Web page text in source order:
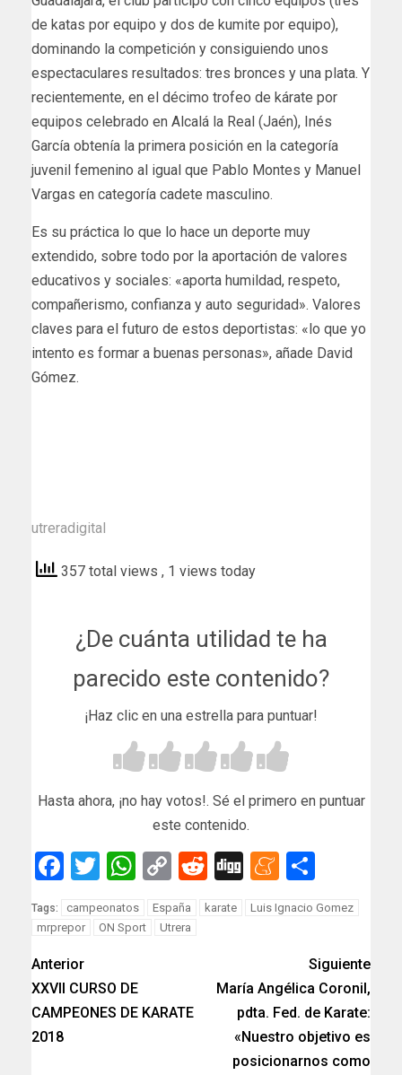
de katas por equipo y dos de kumite por equipo),
dominando la competición y consiguiendo unos
espectaculares resultados: tres bronces y una plata. Y
recientemente, en el décimo trofeo de kárate por
equipos celebrado en Alcalá la Real (Jaén), Inés
García obtenía la primera posición en la categoría
juvenil femenino al igual que Pablo Montes y Manuel
Vargas en categoría cadete masculino.
Es su práctica lo que lo hace un deporte muy
extendido, sobre todo por la aportación de valores
educativos y sociales: «aporta humildad, respeto,
compañerismo, confianza y auto seguridad». Valores
claves para el futuro de estos deportistas: «lo que yo
intento es formar a buenas personas», añade David
Gómez.
utreradigital
357 total views , 1 views today
¿De cuánta utilidad te ha
parecido este contenido?
¡Haz clic en una estrella para puntuar!
Hasta ahora, ¡no hay votos!. Sé el primero en puntuar
este contenido.
Facebook
Twitter
WhatsApp
Copy
Link
Reddit
Digg
Tags: campeonatos España karate
Luis Ignacio Gomez
mrprepor
ON Sport Utrera
Anterior
XXVII CURSO DE
CAMPEONES DE KARATE
2018
Siguiente
María Angélica Coronil,
pdta. Fed. de Karate:
«Nuestro objetivo es
posicionarnos como